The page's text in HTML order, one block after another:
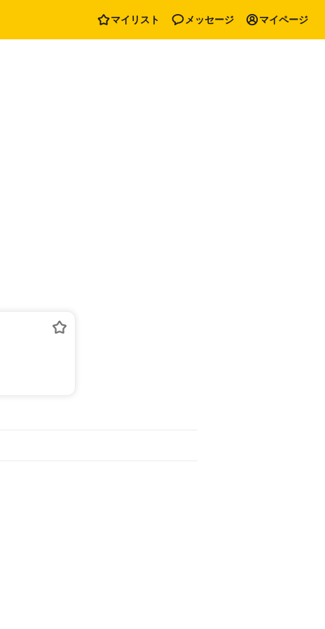
マイリスト メッセージ マイページ